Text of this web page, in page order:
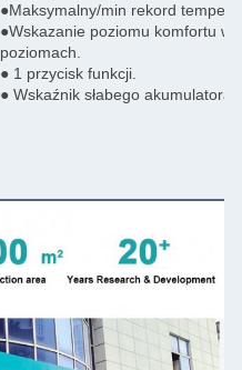
●Maksymalny/min rekord
●Wskazanie poziomu komfortu w
poziomach.
● 1 przycisk funkcji.
● Wskaźnik słabego akumulatora.